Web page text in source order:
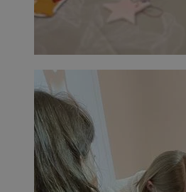
Niezbędne pliki cookie
takich jak logowanie
można prawidłowo korzystać
Nazwa
SessID